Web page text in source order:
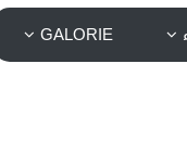
GALORIE